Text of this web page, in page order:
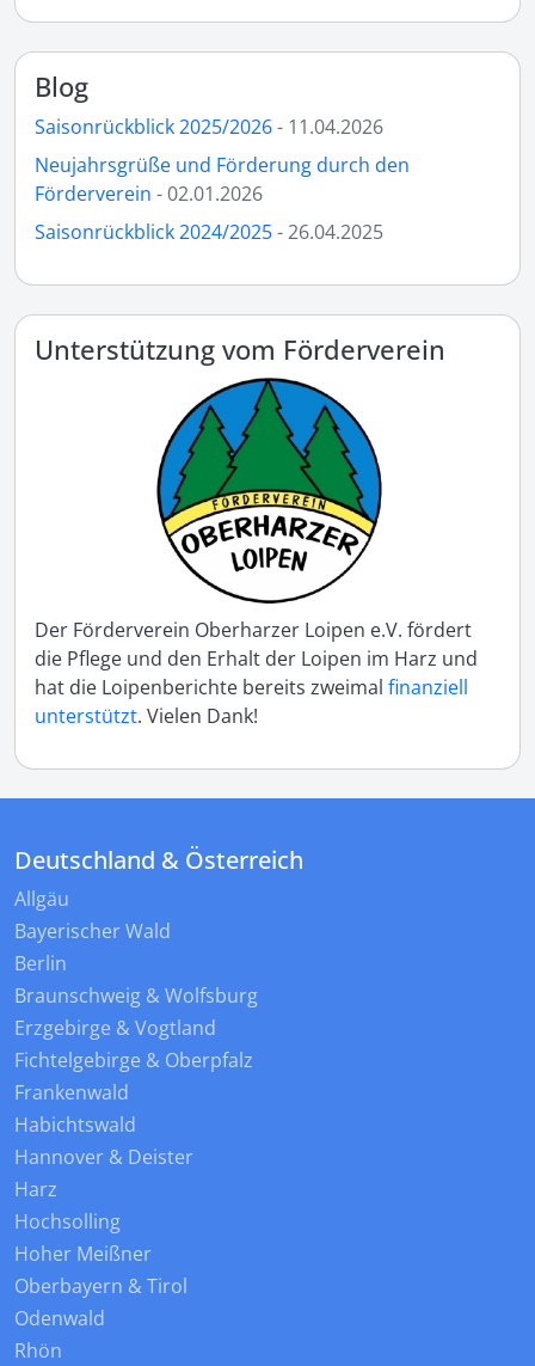
Blog
Saisonrückblick 2025/2026- 11.04.2026
Neujahrsgrüße und Förderung durch den
Förderverein - 02.01.2026
Saisonrückblick 2024/2025- 26.04.2025
Unterstützung vom Förderverein
Der Förderverein Oberharzer Loipen e.V. fördert
die Pflege und den Erhalt der Loipen im Harz und
hat die Loipenberichte bereits zweimal finanziell
unterstützt. Vielen Dank!
Deutschland & Österreich
Allgäu
Bayerischer Wald
Berlin
Braunschweig & Wolfsburg
Erzgebirge & Vogtland
Fichtelgebirge & Oberpfalz
Frankenwald
Habichtswald
Hannover & Deister
Harz
Hochsolling
Hoher Meißner
Oberbayern & Tirol
Odenwald
Rhön